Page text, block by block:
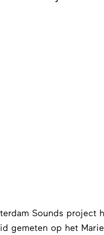
Sounds project
gemeten op het Marie